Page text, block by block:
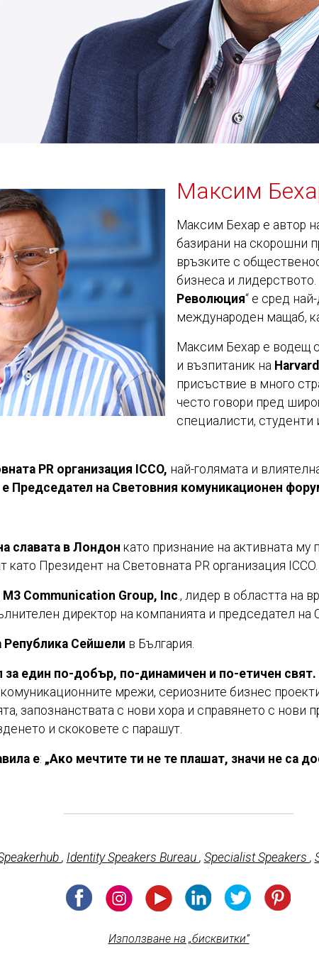
Максим
Максим Бехар е автор
базирани на скорошни
връзките с
бизнеса и лидерството.
Революция“ е сред
международен мащаб,
Максим Бехар е водещ
и възпитаник на
присъствие в много
често говори пред
специалисти,
PR организация ICCO, най-голямата и
е Председател на Световния комуникационен
славата в Лондон като признание на активната
като Президент на Световната PR организация ICCO
M3 Communication Group, Inc ., лидер в областта на
директор на компанията и председател на
Република Сейшели в България.
за един по-добър, по-динамичен и по-етичен свят.
мрежи, сериозните бизнес
запознанствата с нови хора и справянето с нови
и скоковете с парашут.
е: „Ако мечтите ти не те плашат, значи не са
, Identity Speakers Bureau , Specialist Speakers ,
Използване на „бисквитки”